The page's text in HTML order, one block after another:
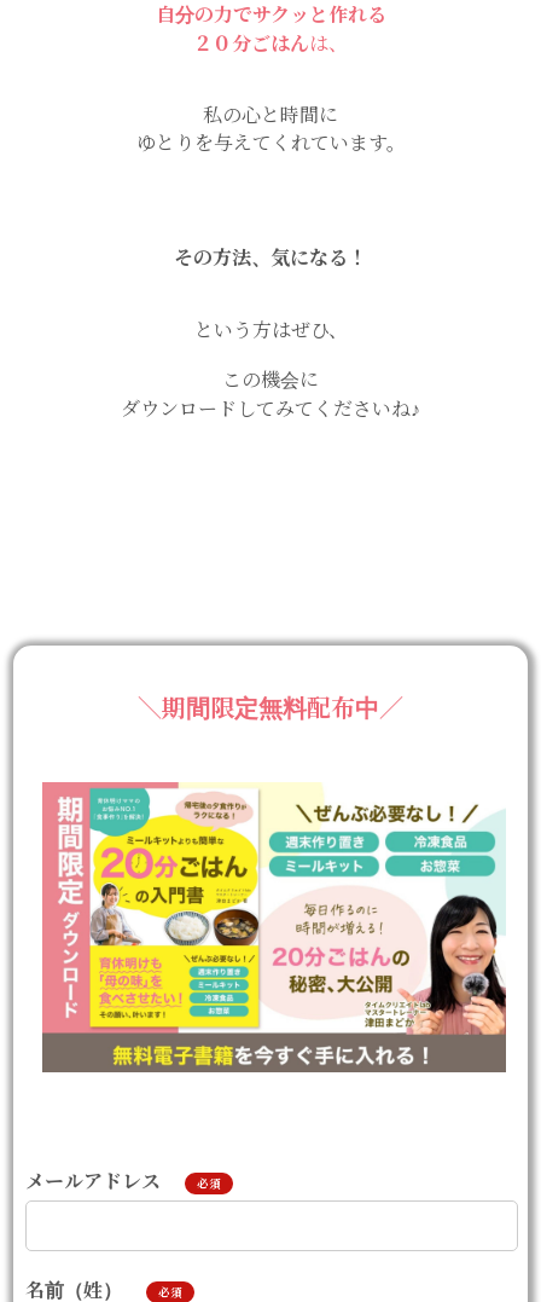
自分の力でサクッと作れる
２０分ごはんは、
私の心と時間に
ゆとりを与えてくれています。
その方法、気になる！
という方はぜひ、
この機会に
ダウンロードしてみてくださいね♪
＼期間限定無料配布中／
メールアドレス 必須
名前（姓） 必須